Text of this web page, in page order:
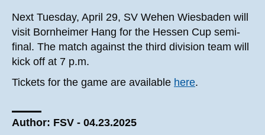
Next Tuesday, April 29, SV Wehen Wiesbaden will
visit Bornheimer Hang for the Hessen Cup semi-
final. The match against the third division team will
kick off at 7 p.m.
Tickets for the game are available here.
Author: FSV - 04.23.2025